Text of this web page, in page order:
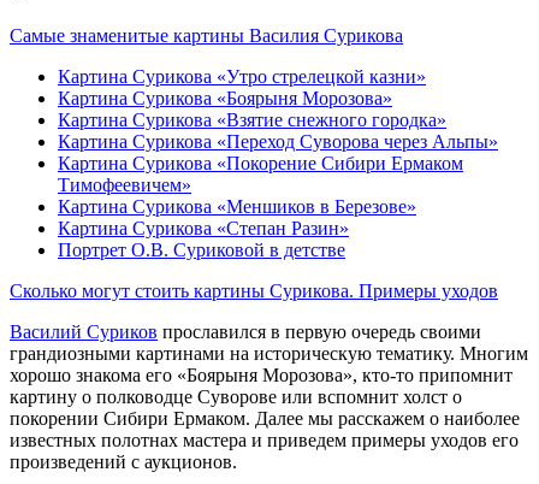
Самые знаменитые картины Василия Сурикова
Картина Сурикова «Утро стрелецкой казни»
Картина Сурикова «Боярыня Морозова»
Картина Сурикова «Взятие снежного городка»
Картина Сурикова «Переход Суворова через Альпы»
Картина Сурикова «Покорение Сибири Ермаком
Тимофеевичем»
Картина Сурикова «Меншиков в Березове»
Картина Сурикова «Степан Разин»
Портрет О.В. Суриковой в детстве
Сколько могут стоить картины Сурикова. Примеры уходов
Василий Суриков прославился в первую очередь своими
грандиозными картинами на историческую тематику. Многим
хорошо знакома его «Боярыня Морозова», кто-то припомнит
картину о полководце Суворове или вспомнит холст о
покорении Сибири Ермаком. Далее мы расскажем о наиболее
известных полотнах мастера и приведем примеры уходов его
произведений с аукционов.